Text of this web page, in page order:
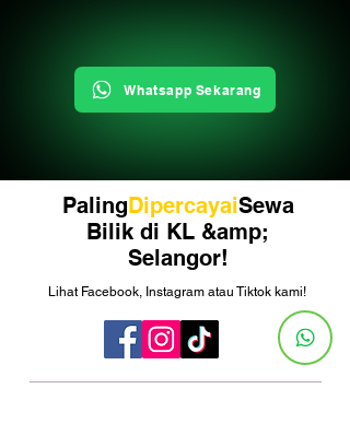
Whatsapp Sekarang
PalingDipercayaiSewa
Bilik di KL &amp;
Selangor!
Lihat Facebook, Instagram atau Tiktok kami!